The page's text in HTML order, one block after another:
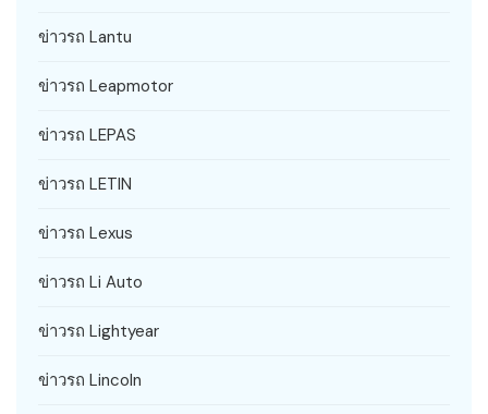
ข่าวรถ Lantu
ข่าวรถ Leapmotor
ข่าวรถ LEPAS
ข่าวรถ LETIN
ข่าวรถ Lexus
ข่าวรถ Li Auto
ข่าวรถ Lightyear
ข่าวรถ Lincoln